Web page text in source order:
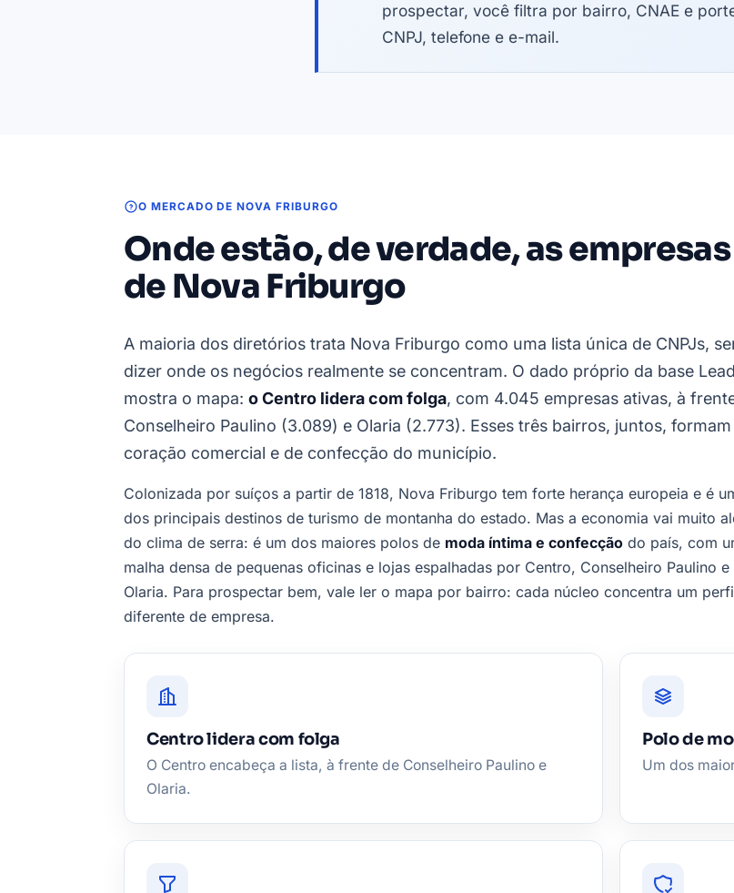
prospectar, você filtra por bairro, CNAE e
CNPJ, telefone e e-mail.
O MERCADO DE NOVA FRIBURGO
Onde estão, de verdade, as empresas
de Nova Friburgo
A maioria dos diretórios trata Nova Friburgo como uma lista única de CNPJs,
dizer onde os negócios realmente se concentram. O dado próprio da base
mostra o mapa: o Centro lidera com folga, com 4.045 empresas ativas, à
Conselheiro Paulino (3.089) e Olaria (2.773). Esses três bairros, juntos, formam
coração comercial e de confecção do município.
Colonizada por suíços a partir de 1818, Nova Friburgo tem forte herança europeia e é
dos principais destinos de turismo de montanha do estado. Mas a economia vai muito
do clima de serra: é um dos maiores polos de moda íntima e confecção do país, com
malha densa de pequenas oficinas e lojas espalhadas por Centro, Conselheiro Paulino e
Olaria. Para prospectar bem, vale ler o mapa por bairro: cada núcleo concentra um
diferente de empresa.
Centro lidera com folga
O Centro encabeça a lista, à frente de Conselheiro Paulino e
Olaria.
Polo de
Um dos